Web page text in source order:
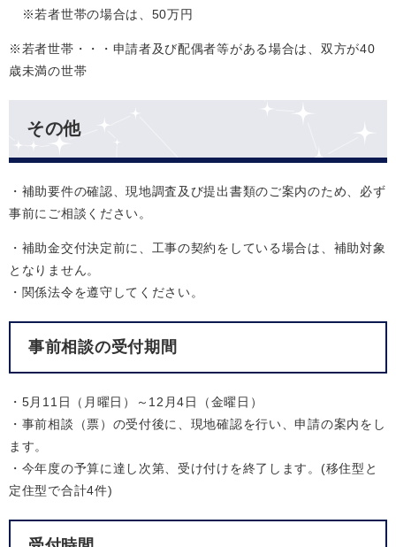
※若者世帯の場合は、50万円
※若者世帯・・・申請者及び配偶者等がある場合は、双方が40
歳未満の世帯
その他
・補助要件の確認、現地調査及び提出書類のご案内のため、必ず
事前にご相談ください。
・補助金交付決定前に、工事の契約をしている場合は、補助対象
となりません。
・関係法令を遵守してください。
事前相談の受付期間
・5月11日（月曜日）～12月4日（金曜日）
・事前相談（票）の受付後に、現地確認を行い、申請の案内をし
ます。
・今年度の予算に達し次第、受け付けを終了します。(移住型と
定住型で合計4件)